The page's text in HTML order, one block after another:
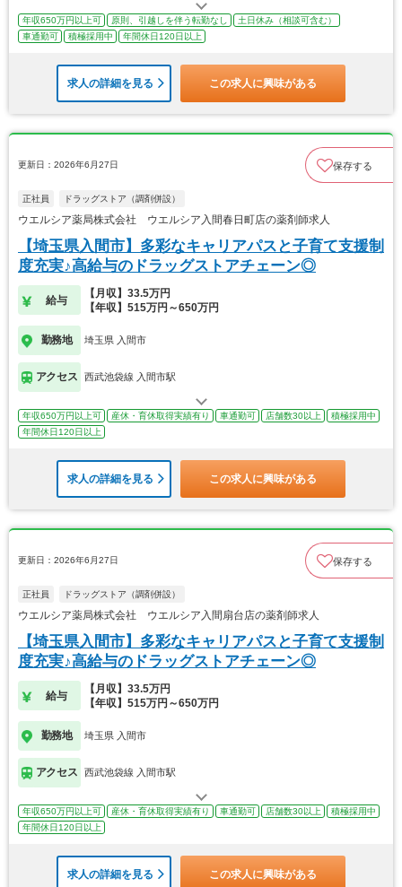
年収650万円以上可 原則、引越しを伴う転勤なし
土日休み（相談可含む）
車通勤可
積極採用中 年間休日120日以上
求人の詳細を見る この求人に興味がある
更新日：2026年6月27日 保存する
正社員 ドラッグストア（調剤併設）
ウエルシア薬局株式会社 ウエルシア入間春日町店の薬剤師求人
【埼玉県入間市】多彩なキャリアパスと子育て支援制
度充実♪高給与のドラッグストアチェーン◎
給与
【月収】33.5万円
【年収】515万円～650万円
勤務地 埼玉県 入間市
アクセス 西武池袋線 入間市駅
年収650万円以上可 産休・育休取得実績有り 車通勤可 店舗数30以上
積極採用中
年間休日120日以上
求人の詳細を見る この求人に興味がある
更新日：2026年6月27日 保存する
正社員 ドラッグストア（調剤併設）
ウエルシア薬局株式会社 ウエルシア入間扇台店の薬剤師求人
【埼玉県入間市】多彩なキャリアパスと子育て支援制
度充実♪高給与のドラッグストアチェーン◎
給与
【月収】33.5万円
【年収】515万円～650万円
勤務地 埼玉県 入間市
アクセス 西武池袋線 入間市駅
年収650万円以上可 産休・育休取得実績有り 車通勤可 店舗数30以上
積極採用中
年間休日120日以上
求人の詳細を見る この求人に興味がある